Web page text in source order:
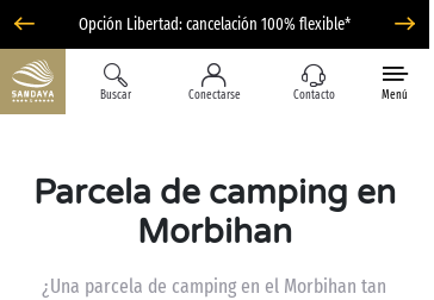
Opción Libertad: cancelación 100% flexible*
Buscar Conectarse Contacto Menú
Parcela de camping en
Morbihan
¿Una parcela de camping en el Morbihan tan